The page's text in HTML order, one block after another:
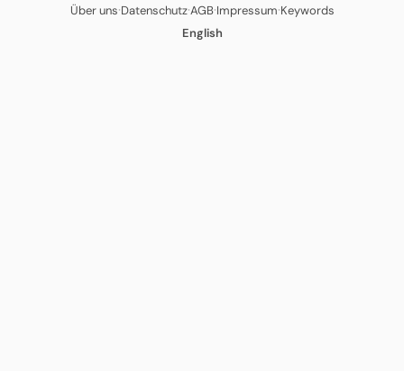
Über uns·Datenschutz·AGB·Impressum·Keywords
English